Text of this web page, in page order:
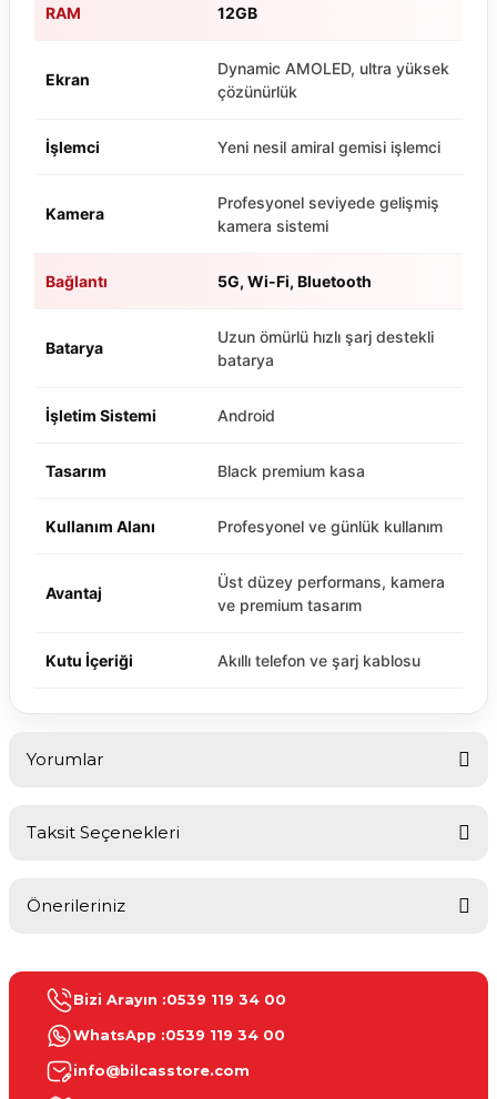
RAM 12GB
Ekran
Dynamic AMOLED, ultra yüksek
çözünürlük
İşlemci Yeni nesil amiral gemisi işlemci
Kamera
Profesyonel seviyede gelişmiş
kamera sistemi
Bağlantı 5G, Wi-Fi, Bluetooth
Batarya
Uzun ömürlü hızlı şarj destekli
batarya
İşletim Sistemi Android
Tasarım Black premium kasa
Kullanım Alanı Profesyonel ve günlük kullanım
Avantaj
Üst düzey performans, kamera
ve premium tasarım
Kutu İçeriği Akıllı telefon ve şarj kablosu
Yorumlar
Taksit Seçenekleri
Önerileriniz
konularda yetersiz gördüğünüz noktaları öneri formunu kullanarak
tarafımıza iletebilirsiniz.
Görüş ve önerileriniz için teşekkür ederiz.
Ürün resmi kalitesiz, bozuk veya görüntülenemiyor.
Bizi Arayın :0539 119 34 00
WhatsApp :0539 119 34 00
info@bilcasstore.com